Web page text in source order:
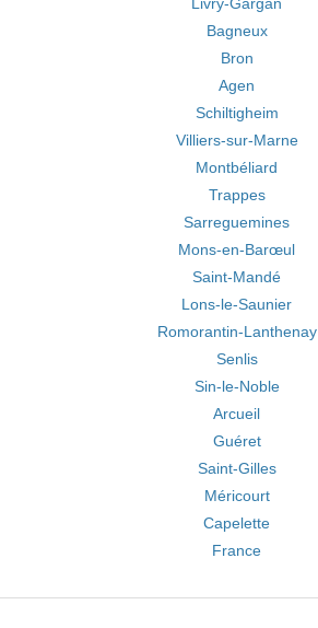
Bagneux
Bron
Agen
Schiltigheim
Villiers-sur-Marne
Montbéliard
Trappes
Sarreguemines
Mons-en-Barœul
Saint-Mandé
Lons-le-Saunier
Romorantin-Lanthenay
Senlis
Sin-le-Noble
Arcueil
Guéret
Saint-Gilles
Méricourt
Capelette
France